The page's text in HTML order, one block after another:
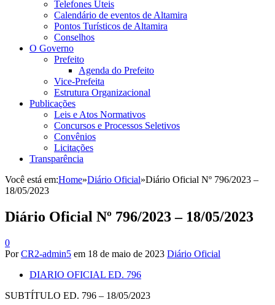
Telefones Úteis
Calendário de eventos de Altamira
Pontos Turísticos de Altamira
Conselhos
O Governo
Prefeito
Agenda do Prefeito
Vice-Prefeita
Estrutura Organizacional
Publicações
Leis e Atos Normativos
Concursos e Processos Seletivos
Convênios
Licitações
Transparência
Você está em:Home»Diário Oficial»Diário Oficial Nº 796/2023 –
18/05/2023
Diário Oficial Nº 796/2023 – 18/05/2023
0
PorCR2-admin5 em 18 de maio de 2023 Diário Oficial
DIARIO OFICIAL ED. 796
SUBTÍTULO ED. 796 – 18/05/2023